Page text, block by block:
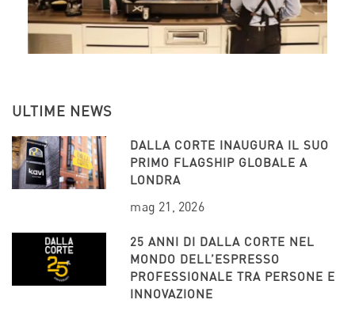
ULTIME NEWS
DALLA CORTE INAUGURA IL SUO
PRIMO FLAGSHIP GLOBALE A
LONDRA
mag 21, 2026
25 ANNI DI DALLA CORTE NEL
MONDO DELL’ESPRESSO
PROFESSIONALE TRA PERSONE E
INNOVAZIONE